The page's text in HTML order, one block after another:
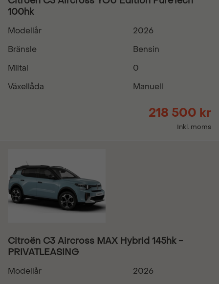
100hk
Modellår
2026
Bränsle
Bensin
Miltal
0
Växellåda
Manuell
218 500 kr
Inkl. moms
Citroën C3 Aircross MAX Hybrid 145hk -
PRIVATLEASING
Modellår
2026